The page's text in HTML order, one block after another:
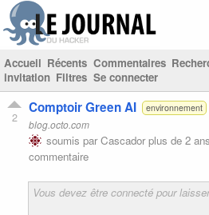
Accueil Récents Commentaires
invitation Filtres Se connecter
2
Comptoir Green AI environnement
blog.octo.com
soumis parCascadorplus de 2
commentaire